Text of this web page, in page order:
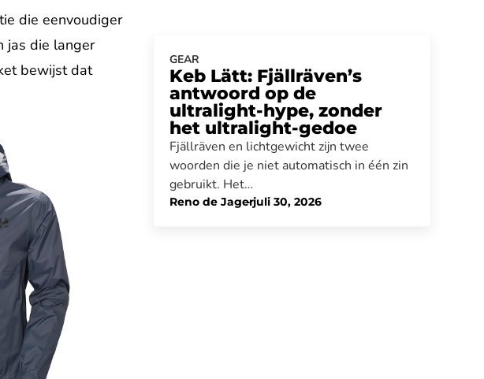
die eenvoudiger
jas die langer
bewijst dat
GEAR
Keb Lätt: Fjällräven’s
antwoord op de
ultralight-hype, zonder
het ultralight-gedoe
Fjällräven en lichtgewicht zijn twee
woorden die je niet automatisch in één zin
gebruikt. Het…
Reno de Jager
- juli 30, 2026